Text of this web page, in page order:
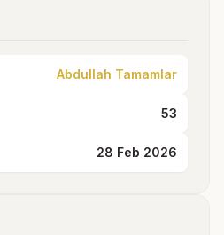
Abdullah Tamamlar
53
28 Feb 2026